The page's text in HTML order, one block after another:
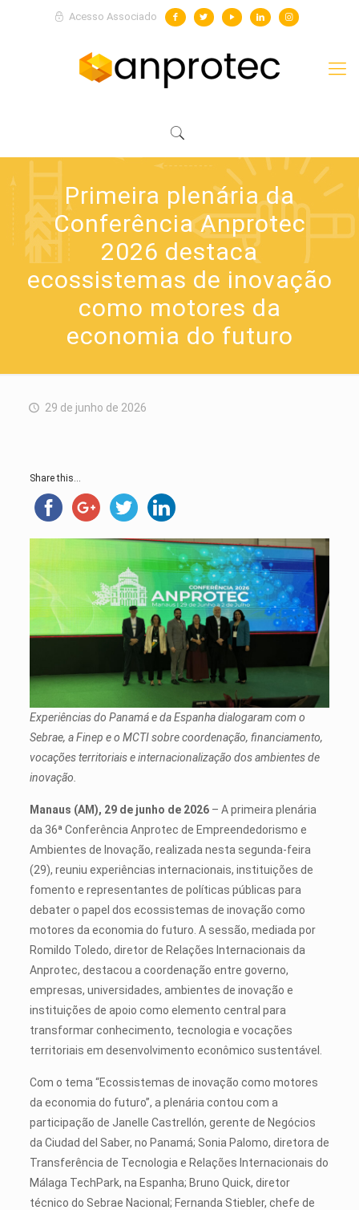
Acesso Associado
Primeira plenária da
Conferência Anprotec
2026 destaca
ecossistemas de inovação
como motores da
economia do futuro
29 de junho de 2026
Share this...
Experiências do Panamá e da Espanha dialogaram com o
Sebrae, a Finep e o MCTI sobre coordenação, financiamento,
vocações territoriais e internacionalização dos ambientes de
inovação.
Manaus (AM), 29 de junho de 2026– A primeira plenária
da 36ª Conferência Anprotec de Empreendedorismo e
Ambientes de Inovação, realizada nesta segunda-feira
(29), reuniu experiências internacionais, instituições de
fomento e representantes de políticas públicas para
debater o papel dos ecossistemas de inovação como
motores da economia do futuro. A sessão, mediada por
Romildo Toledo, diretor de Relações Internacionais da
Anprotec, destacou a coordenação entre governo,
empresas, universidades, ambientes de inovação e
instituições de apoio como elemento central para
transformar conhecimento, tecnologia e vocações
territoriais em desenvolvimento econômico sustentável.
Com o tema “Ecossistemas de inovação como motores
da economia do futuro”, a plenária contou com a
participação de Janelle Castrellón, gerente de Negócios
da Ciudad del Saber, no Panamá; Sonia Palomo, diretora de
Transferência de Tecnologia e Relações Internacionais do
Málaga TechPark, na Espanha; Bruno Quick, diretor
técnico do Sebrae Nacional; Fernanda Stiebler, chefe de